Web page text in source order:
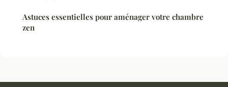
Astuces essentielles pour aménager votre chambre
zen